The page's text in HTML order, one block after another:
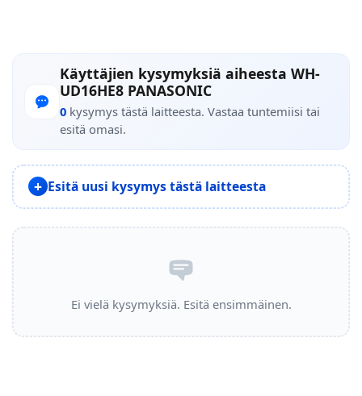
Käyttäjien kysymyksiä aiheesta WH-
UD16HE8 PANASONIC
0 kysymys tästä laitteesta. Vastaa tuntemiisi tai
esitä omasi.
Esitä uusi kysymys tästä laitteesta
Ei vielä kysymyksiä. Esitä ensimmäinen.